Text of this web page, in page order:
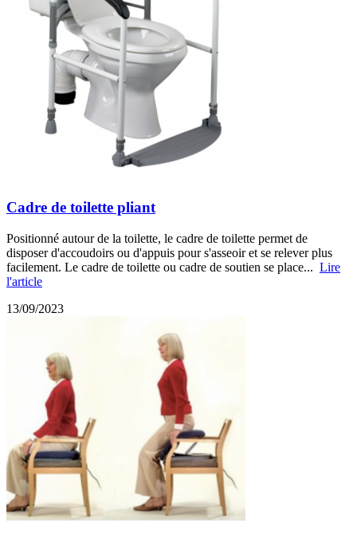
Cadre de toilette pliant
Positionné autour de la toilette, le cadre de toilette permet de
disposer d'accoudoirs ou d'appuis pour s'asseoir et se relever plus
facilement. Le cadre de toilette ou cadre de soutien se place... Lire
l'article
13/09/2023